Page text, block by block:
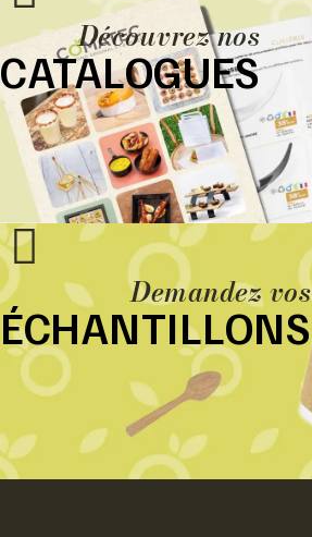
Découvrez nos
CATALOGUES
Demandez vos
ÉCHANTILLONS